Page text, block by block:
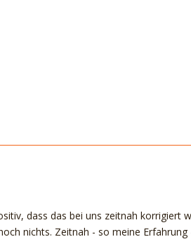
dass das bei uns zeitnah korrigiert
nichts. Zeitnah - so meine